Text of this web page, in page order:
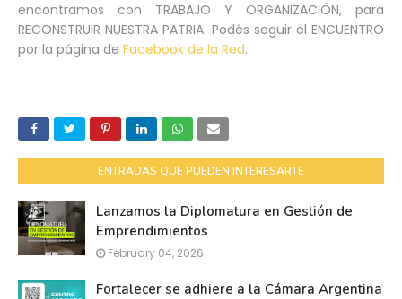
encontramos con TRABAJO Y ORGANIZACIÓN, para
RECONSTRUIR NUESTRA PATRIA. Podés seguir el ENCUENTRO
por la página de Facebook de la Red.
ENTRADAS QUE PUEDEN INTERESARTE
Lanzamos la Diplomatura en Gestión de
Emprendimientos
February 04, 2026
Fortalecer se adhiere a la Cámara Argentina